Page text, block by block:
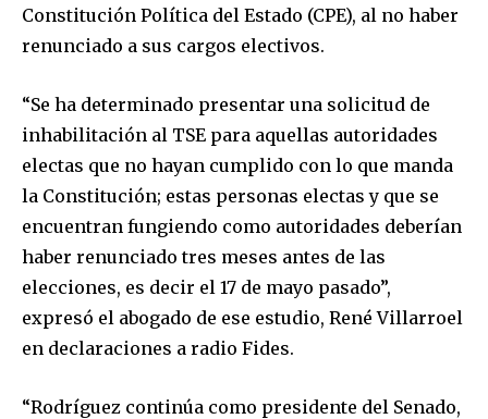
Constitución Política del Estado (CPE), al no haber
renunciado a sus cargos electivos.
“Se ha determinado presentar una solicitud de
inhabilitación al TSE para aquellas autoridades
electas que no hayan cumplido con lo que manda
la Constitución; estas personas electas y que se
encuentran fungiendo como autoridades deberían
haber renunciado tres meses antes de las
elecciones, es decir el 17 de mayo pasado”,
expresó el abogado de ese estudio, René Villarroel
en declaraciones a radio Fides.
“Rodríguez continúa como presidente del Senado,